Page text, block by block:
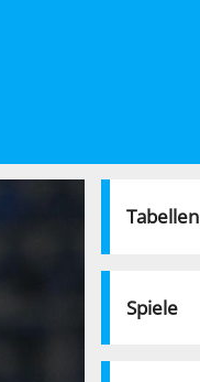
Tabellen
Spiele